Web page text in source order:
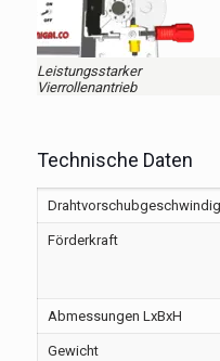
Leistungsstarker
Vierrollenantrieb
Technische Daten
Förderkraft
Abmessungen LxBxH
Gewicht